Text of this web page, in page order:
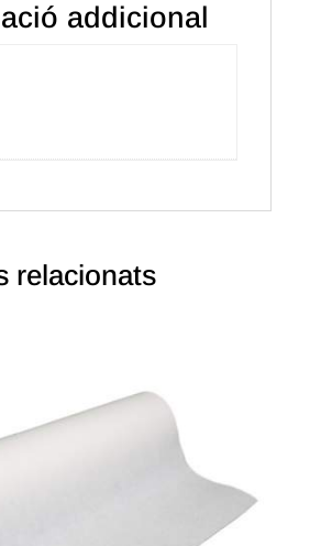
addicional
relacionats